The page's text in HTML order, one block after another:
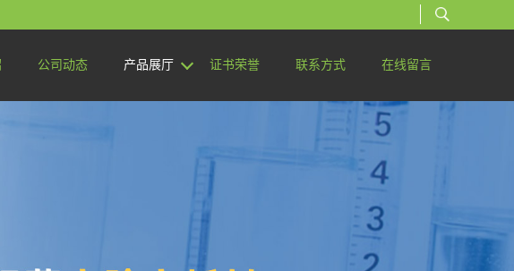
公司动态 产品展厅 证书荣誉 联系方式 在线留言